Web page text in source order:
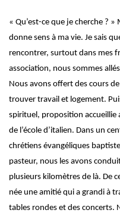
« Qu’est-ce que je cherche ? »
donne sens à ma vie. Je sais
rencontrer, surtout dans mes
association, nous sommes
Nous avons offert des cours
trouver travail et logement.
spirituel, proposition accueillie
de l’école d’italien. Dans un
chrétiens évangéliques
pasteur, nous les avons
plusieurs kilomètres de là. De
née une amitié qui a grandi à
tables rondes et des concerts.